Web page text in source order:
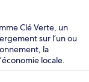
Clé Verte, un
sur l’un ou
la
locale.